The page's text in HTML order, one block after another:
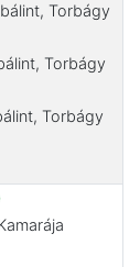
Torbágy
Torbágy
Torbágy